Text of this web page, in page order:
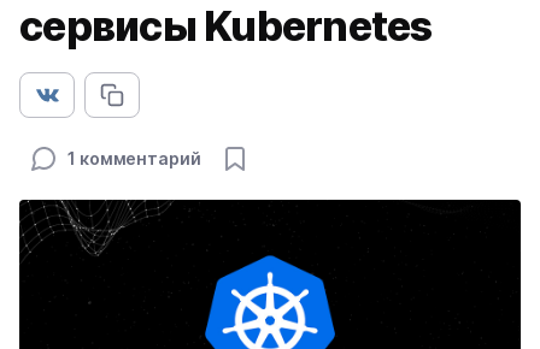
сервисы Kubernetes
1 комментарий